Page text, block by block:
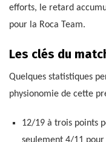
efforts, le retard
pour la Roca Team.
Les clés du
Quelques statistiques
physionomie de cette
12/19 à trois points